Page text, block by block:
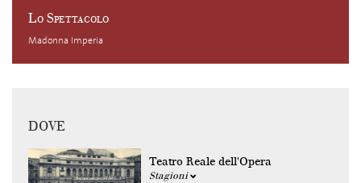
Lo Spettacolo
Madonna Imperia
DOVE
Teatro Reale dell'Opera
Stagioni